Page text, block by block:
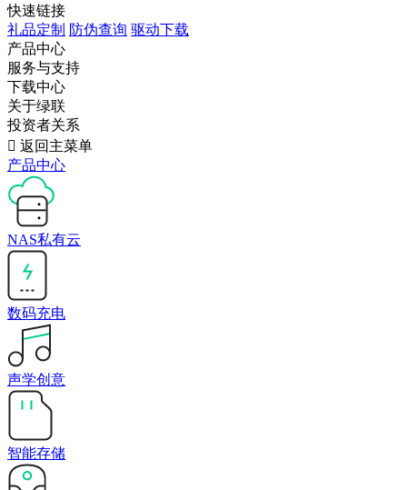
快速链接
礼品定制 防伪查询 驱动下载
产品中心
服务与支持
下载中心
关于绿联
投资者关系
 返回主菜单
产品中心
NAS私有云
数码充电
声学创意
智能存储